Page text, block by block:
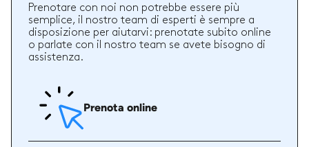
Prenotare con noi non potrebbe essere più
semplice, il nostro team di esperti è sempre a
disposizione per aiutarvi: prenotate subito online
o parlate con il nostro team se avete bisogno di
assistenza.
Prenota online